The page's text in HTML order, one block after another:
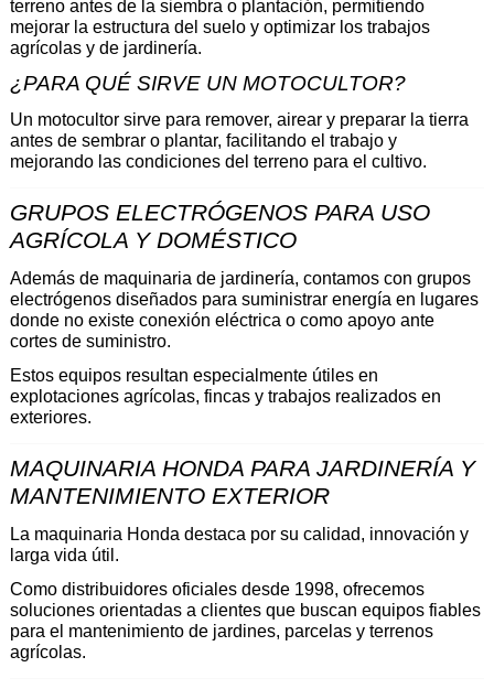
terreno antes de la siembra o plantación, permitiendo
mejorar la estructura del suelo y optimizar los trabajos
agrícolas y de jardinería.
¿PARA QUÉ SIRVE UN MOTOCULTOR?
Un motocultor sirve para remover, airear y preparar la tierra
antes de sembrar o plantar, facilitando el trabajo y
mejorando las condiciones del terreno para el cultivo.
GRUPOS ELECTRÓGENOS PARA USO
AGRÍCOLA Y DOMÉSTICO
Además de maquinaria de jardinería, contamos con grupos
electrógenos diseñados para suministrar energía en lugares
donde no existe conexión eléctrica o como apoyo ante
cortes de suministro.
Estos equipos resultan especialmente útiles en
explotaciones agrícolas, fincas y trabajos realizados en
exteriores.
MAQUINARIA HONDA PARA JARDINERÍA Y
MANTENIMIENTO EXTERIOR
La maquinaria Honda destaca por su calidad, innovación y
larga vida útil.
Como distribuidores oficiales desde 1998, ofrecemos
soluciones orientadas a clientes que buscan equipos fiables
para el mantenimiento de jardines, parcelas y terrenos
agrícolas.